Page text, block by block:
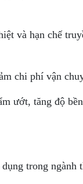
và hạn chế
chi phí vận
ướt, tăng độ
trong ngành